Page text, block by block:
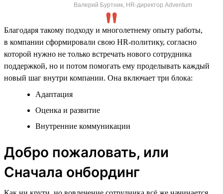
Валерий Буртник, HR-директор Adventum
Благодаря такому подходу и многолетнему опыту работы,
в компании сформировали свою HR-политику, согласно
которой нужно не только встречать нового сотрудника
поддержкой, но и потом помогать ему проделывать каждый
новый шаг внутри компании. Она включает три блока:
Адаптация
Оценка и развитие
Внутренние коммуникации
Добро пожаловать, или
Сначала онбординг